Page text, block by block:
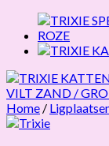
Home /